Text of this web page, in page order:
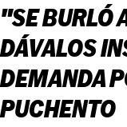
"SE BURLÓ
DÁVALOS
DEMANDA
PUCHENTO